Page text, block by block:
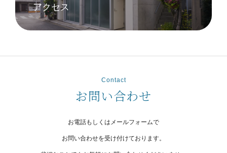
アクセス
Contact
お問い合わせ
お電話もしくはメールフォームで
お問い合わせを受け付けております。